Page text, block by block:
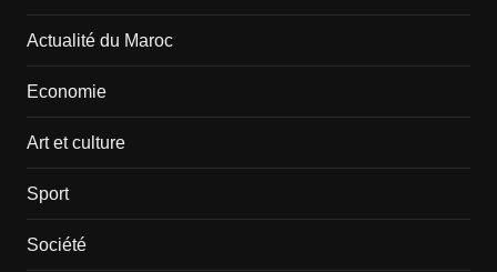
Actualité du Maroc
Economie
Art et culture
Sport
Société